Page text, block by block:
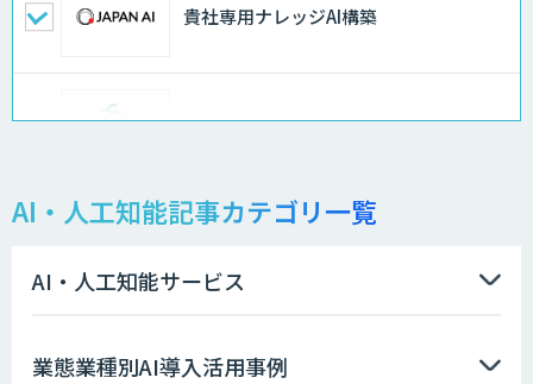
貴社専用ナレッジAI構築
異常検知AI
需要予測＋業務最適化AIシステム
「VAB-5000」
AI・人工知能記事カテゴリ一覧
AI・人工知能サービス
業態業種別AI導入活用事例